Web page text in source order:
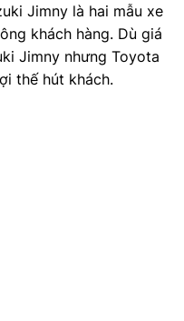
Jimny là hai mẫu xe
khách hàng. Dù giá
Jimny nhưng Toyota
thế hút khách.